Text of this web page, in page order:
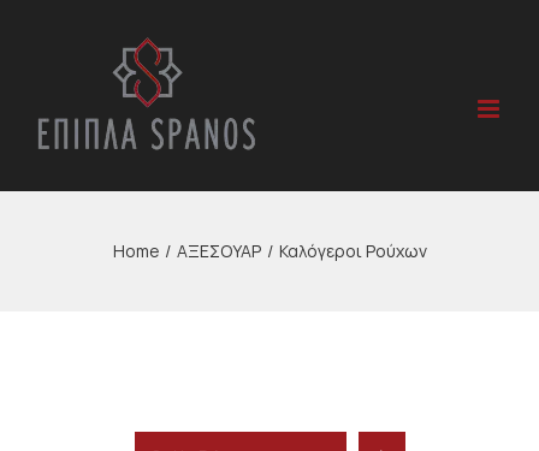
Home / ΑΞΕΣΟΥΑΡ / Καλόγεροι Ρούχων